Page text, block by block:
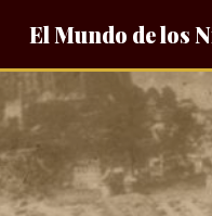
El Mundo de los